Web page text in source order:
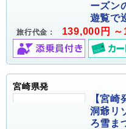
ーズン
遊覧で
旅行代金： 139,000円 ～
宮崎県発
【宮
洞爺リ
ろ雪ま